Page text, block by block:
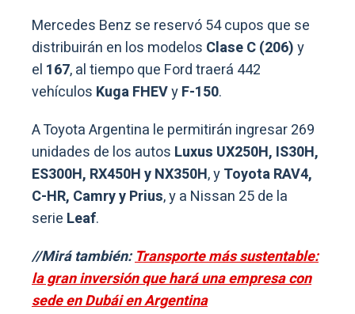
Mercedes Benz se reservó 54 cupos que se
distribuirán en los modelos Clase C (206)y
el 167, al tiempo que Ford traerá 442
vehículos Kuga FHEVyF-150.
A Toyota Argentina le permitirán ingresar 269
unidades de los autos Luxus UX250H, IS30H,
ES300H, RX450H y NX350H, yToyota RAV4,
C-HR, Camry y Prius, y a Nissan 25 de la
serie Leaf.
//Mirá también:Transporte más sustentable:
la gran inversión que hará una empresa con
sede en Dubái en Argentina